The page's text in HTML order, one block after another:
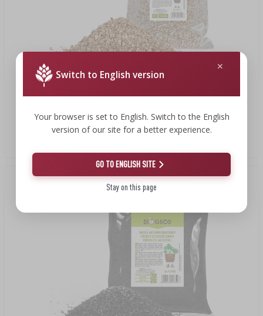
Wermikulit do roślin doniczkowych i ogrodnictwa, 2 L
11,69 zł
Switch to English version
Your browser is set to English. Switch to the English
version of our site for a better experience.
GO TO ENGLISH SITE
Stay on this page